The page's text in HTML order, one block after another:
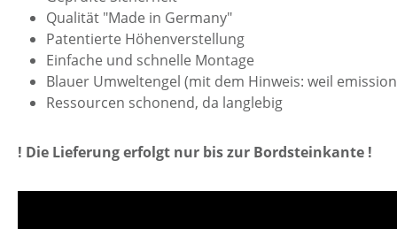
Qualität "Made in Germany"
Patentierte Höhenverstellung
Einfache und schnelle Montage
Blauer Umweltengel (mit dem Hinweis: weil
Ressourcen schonend, da langlebig
! Die Lieferung erfolgt nur bis zur Bordsteinkante !